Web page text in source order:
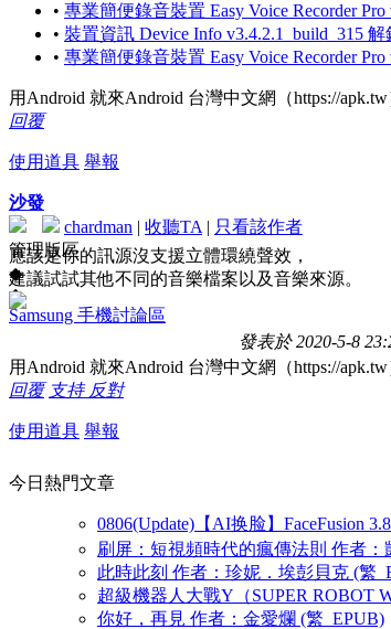
• 專業簡便錄音裝置 Easy Voice Recorder
• 裝置資訊 Device Info v3.4.2.1_build_315
• 專業簡便錄音裝置 Easy Voice Recorder
用Android 就來Android 台灣中文網（https://apk.tw
回覆
使用道具 舉報
沙發
chardman | 收聽TA | 只看該作者
管理版區
◆
◆
Samsung 手機討論區
發表於 2020-5-8
應該是你的訊源沒支援立體環繞聲效，
建議試試其他不同的音樂檔案以及音樂來源。
用Android 就來Android 台灣中文網（https://apk.tw
回覆 支持 反對
使用道具 舉報
今日熱門文章
0806(Update)【AI换脸】FaceFusion
刷屏：短視頻時代的瘋傳法則 作者：
此時此刻 作者：珍妮．埃彭貝克 (繁
超級機器人大戰Y（SUPER ROBOT
你好，再見 作者：金愛爛 (繁_EPUB)